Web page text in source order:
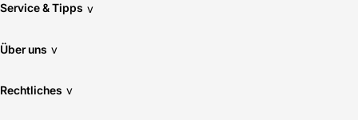
Service & Tipps v
Über uns v
Rechtliches v